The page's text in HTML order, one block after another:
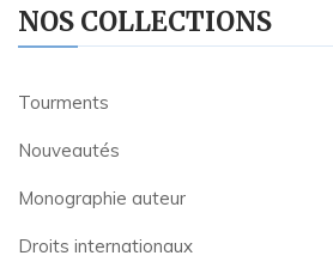
NOS COLLECTIONS
Tourments
Nouveautés
Monographie auteur
Droits internationaux